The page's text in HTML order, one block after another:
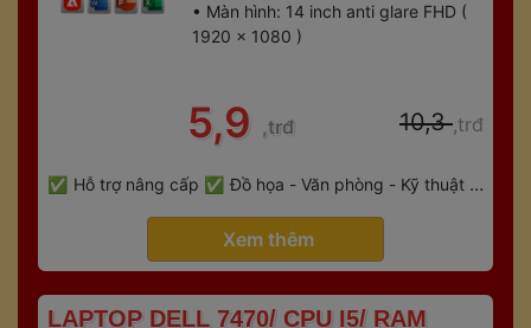
• Màn hình: 14 inch anti glare FHD (
1920 x 1080 )
5,9 ,trđ 10,3 ,trđ
Hỗ trợ nâng cấp
Đồ họa - Văn phòng - Kỹ thuật -
Xem thêm
LAPTOP DELL 7470/ CPU I5/ RAM